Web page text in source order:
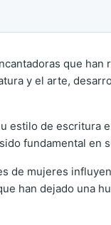
que han
y el arte,
estilo de escritura
fundamental en
de mujeres
han dejado una